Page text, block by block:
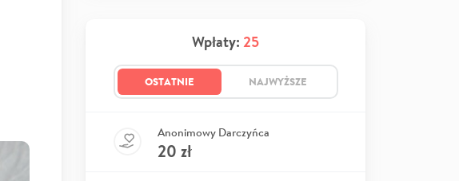
Wpłaty: 25
OSTATNIE NAJWYŻSZE
Anonimowy Darczyńca
20 zł